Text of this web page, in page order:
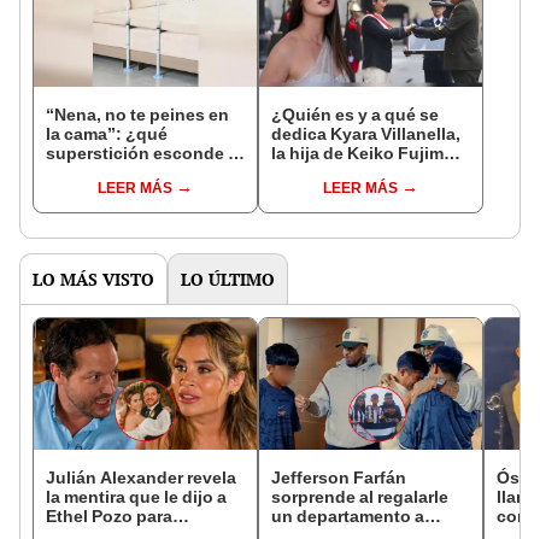
“Nena, no te peines en
la cama”: ¿qué
superstición esconde la
Enanitos Verdes?
LEER MÁS
¿Quién es y a qué se
dedica Kyara Villanella,
la hija de Keiko Fujimori
nivel nacional?
LEER MÁS
LO MÁS VISTO LO ÚLTIMO
Julián Alexander revela
la mentira que le dijo a
Ethel Pozo para
Jefferson Farfán
sorprende al regalarle
un departamento a